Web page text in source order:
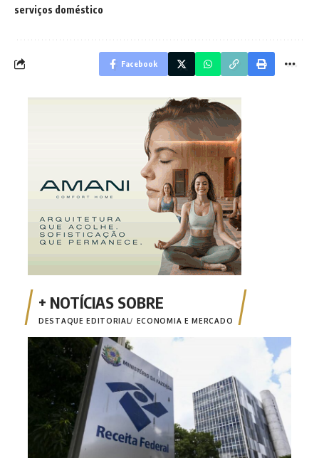
serviços doméstico
Facebook
DESTAQUE EDITORIAL ECONOMIA E MERCADO